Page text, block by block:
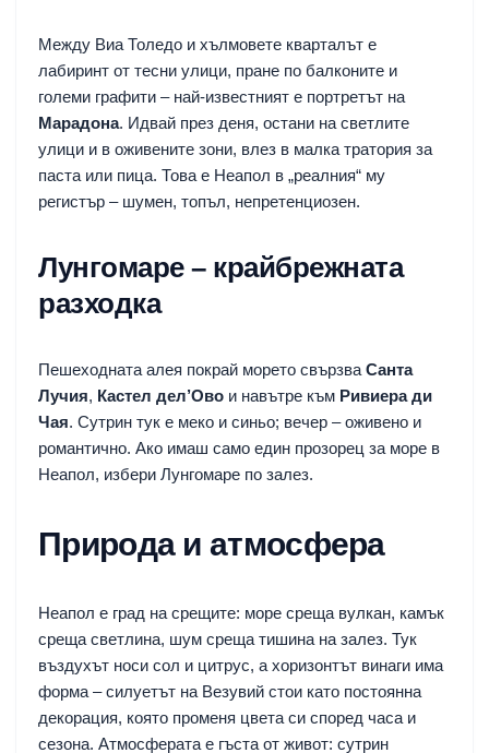
Между Виа Толедо и хълмовете кварталът е
лабиринт от тесни улици, пране по балконите и
големи графити – най-известният е портретът на
Марадона. Идвай през деня, остани на светлите
улици и в оживените зони, влез в малка тратория за
паста или пица. Това е Неапол в „реалния“ му
регистър – шумен, топъл, непретенциозен.
Лунгомаре – крайбрежната
разходка
Пешеходната алея покрай морето свързва Санта
Лучия, Кастел дел’Ово и навътре към Ривиера ди
Чая. Сутрин тук е меко и синьо; вечер – оживено и
романтично. Ако имаш само един прозорец за море в
Неапол, избери Лунгомаре по залез.
Природа и атмосфера
Неапол е град на срещите: море среща вулкан, камък
среща светлина, шум среща тишина на залез. Тук
въздухът носи сол и цитрус, а хоризонтът винаги има
форма – силуетът на Везувий стои като постоянна
декорация, която променя цвета си според часа и
сезона. Атмосферата е гъста от живот: сутрин